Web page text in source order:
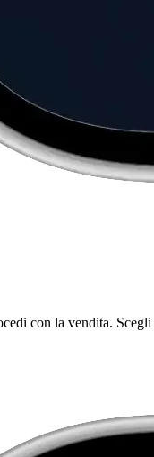
con la vendita. Scegli